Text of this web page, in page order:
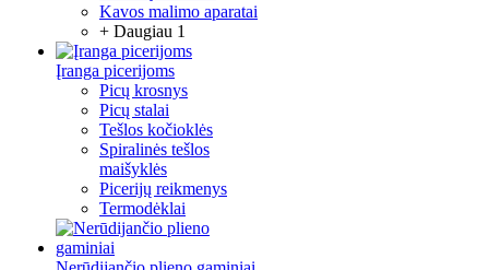
Kavos malimo aparatai
+ Daugiau 1
Įranga picerijoms
Picų krosnys
Picų stalai
Tešlos kočioklės
Spiralinės tešlos
maišyklės
Picerijų reikmenys
Termodėklai